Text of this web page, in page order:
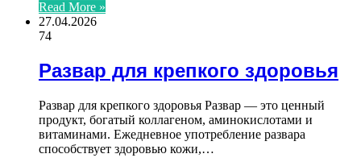
Read More »
27.04.2026
74
Развар для крепкого здоровья
Развар для крепкого здоровья Развар — это ценный
продукт, богатый коллагеном, аминокислотами и
витаминами. Ежедневное употребление развара
способствует здоровью кожи,…